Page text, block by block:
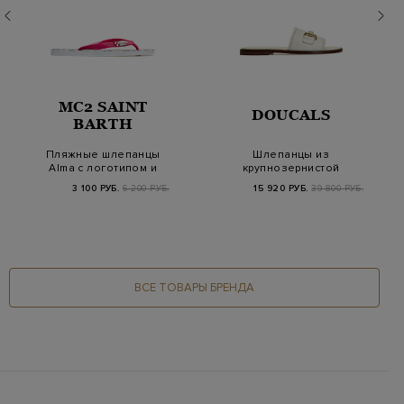
MC2 SAINT
BARTH
Пляжные шлепанцы
Alma с логотипом и
принтом
3 100 РУБ. 6 200 РУБ.
DOUCALS
Шлепанцы из
крупнозернистой
кожи с литым декором
15 920 РУБ. 39 800 РУБ.
ВСЕ ТОВАРЫ БРЕНДА